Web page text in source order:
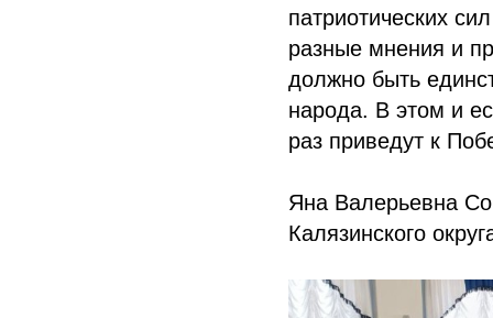
патриотических
разные мнения и
должно быть
народа. В этом и
раз приведут к
Яна Валерьевна
Калязинского